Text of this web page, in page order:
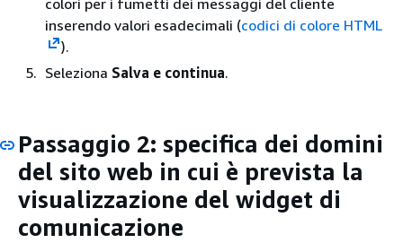
colori per i fumetti dei messaggi del cliente
inserendo valori esadecimali (codici di colore HTML
).
Seleziona Salva e continua.
Passaggio 2: specifica dei domini
del sito web in cui è prevista la
visualizzazione del widget di
comunicazione